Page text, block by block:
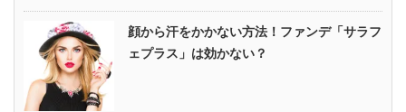
顔から汗をかかない方法！ファンデ「サラフ
ェプラス」は効かない？